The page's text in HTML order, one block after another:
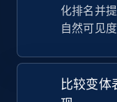
2.5K+
eBay - Gather
specified
化排名并
自然可见度
比较变体